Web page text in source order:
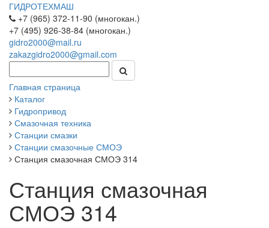
ГИДРОТЕХМАШ
+7 (965) 372-11-90 (многокан.)
+7 (495) 926-38-84 (многокан.)
gidro2000@mail.ru
zakazgidro2000@gmail.com
Главная страница
Каталог
Гидропривод
Смазочная техника
Станции смазки
Станции смазочные СМОЭ
Станция смазочная СМОЭ 314
Станция смазочная
СМОЭ 314